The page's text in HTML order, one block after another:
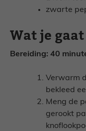
zwarte
Wat je
Bereiding: 40
Verwarm
bekleed
Meng de
gerookt